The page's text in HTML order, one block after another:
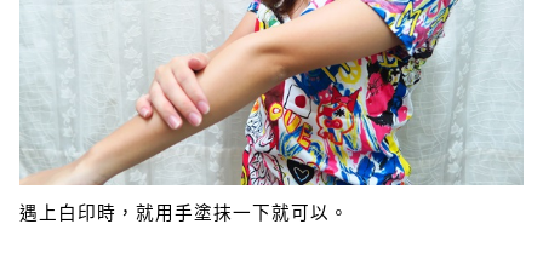
遇上白印時，就用手塗抹一下就可以。